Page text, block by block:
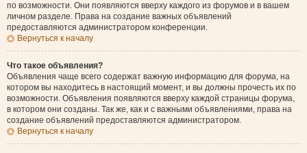
по возможности. Они появляются вверху каждого из форумов и в вашем
личном разделе. Права на создание важных объявлений
предоставляются администратором конференции.
Вернуться к началу
Что такое объявления?
Объявления чаще всего содержат важную информацию для форума, на
котором вы находитесь в настоящий момент, и вы должны прочесть их по
возможности. Объявления появляются вверху каждой страницы форума,
в котором они созданы. Так же, как и с важными объявлениями, права на
создание объявлений предоставляются администратором.
Вернуться к началу